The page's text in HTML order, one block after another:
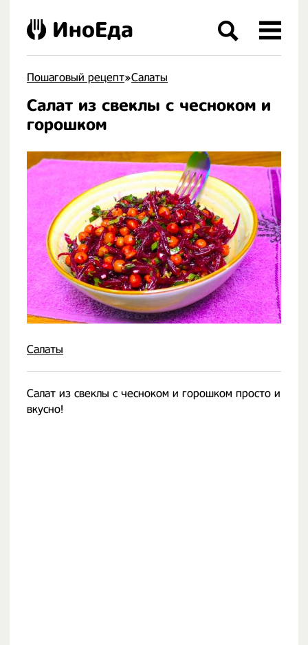
Пошаговый рецепт»Салаты
Салат из свеклы с чесноком и
горошком
Салаты
Салат из свеклы с чесноком и горошком просто и
вкусно!
ИноЕда